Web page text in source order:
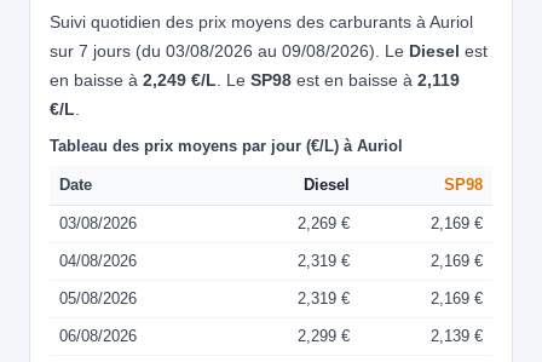
Suivi quotidien des prix moyens des carburants à Auriol
sur 7 jours (du 03/08/2026 au 09/08/2026). Le Diesel est
en baisse à 2,249 €/L . Le SP98 est en baisse à 2,119
€/L
Tableau des prix moyens par jour (€/L) à Auriol
Date Diesel SP98
03/08/2026 2,269 € 2,169 €
04/08/2026 2,319 € 2,169 €
05/08/2026 2,319 € 2,169 €
06/08/2026 2,299 € 2,139 €